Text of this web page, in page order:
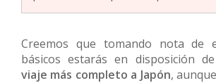
Creemos que tomando nota de
básicos estarás en disposición de
viaje más completo a Japón,